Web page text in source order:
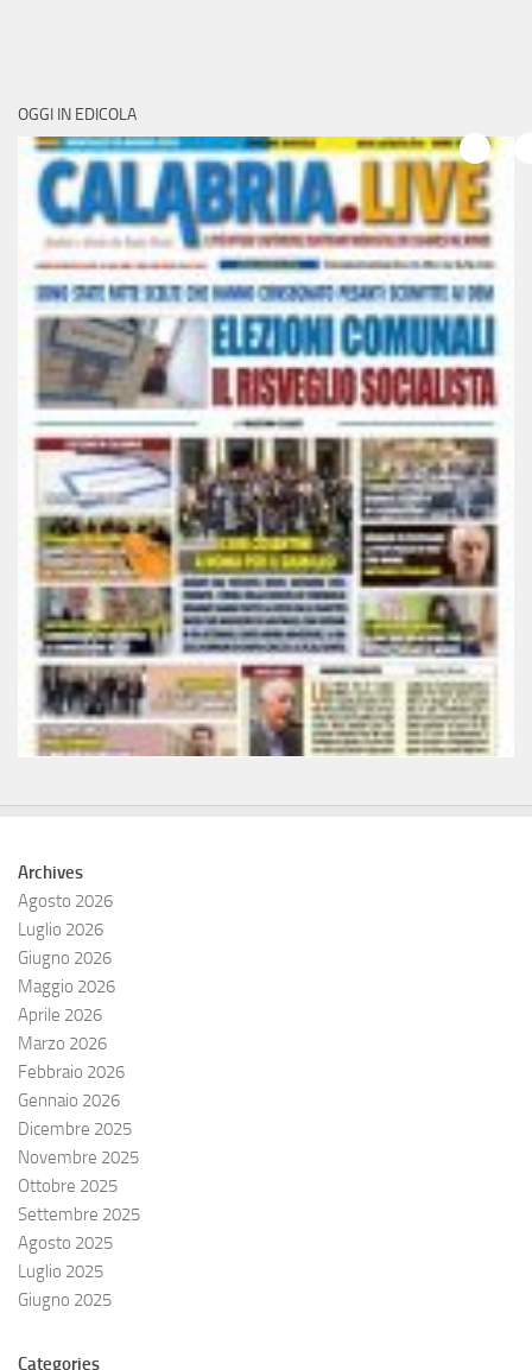
OGGI IN EDICOLA
Archives
Agosto 2026
Luglio 2026
Giugno 2026
Maggio 2026
Aprile 2026
Marzo 2026
Febbraio 2026
Gennaio 2026
Dicembre 2025
Novembre 2025
Ottobre 2025
Settembre 2025
Agosto 2025
Luglio 2025
Giugno 2025
Categories